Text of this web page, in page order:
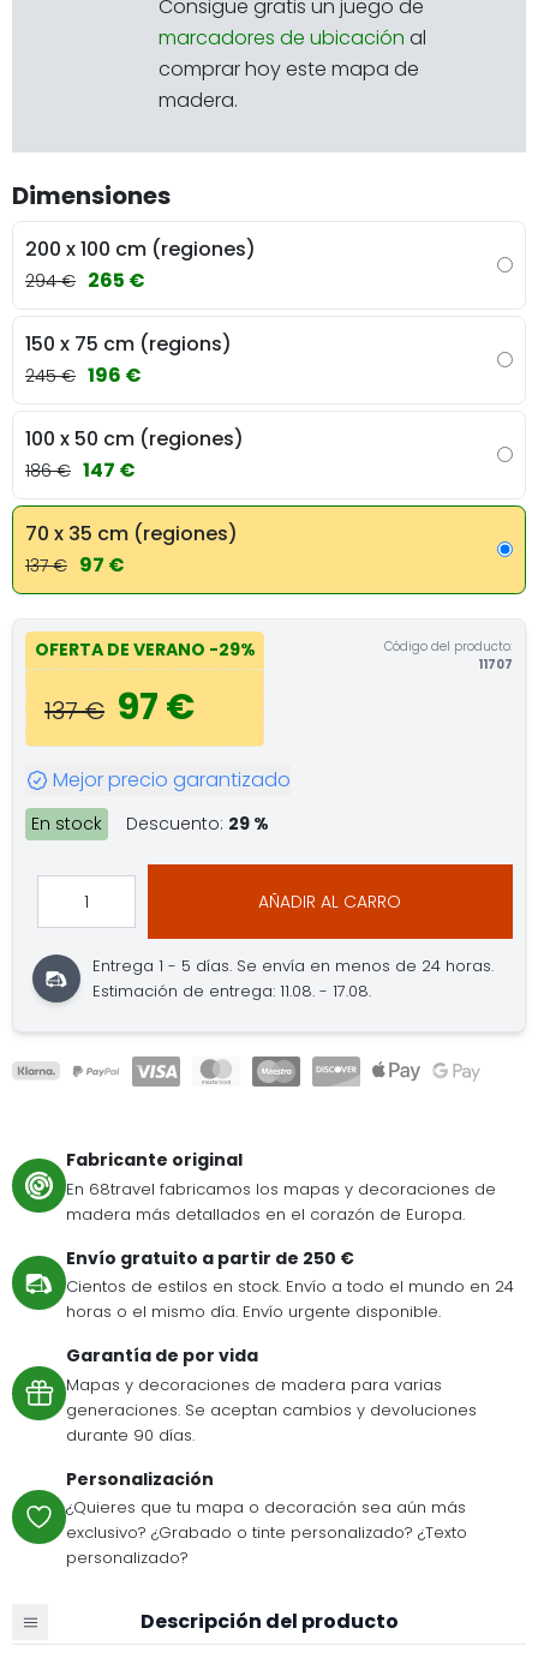
Consigue gratis un juego de
marcadores de ubicación al
comprar hoy este mapa de
madera.
Dimensiones
200 x 100 cm (regiones)
294 € 265 €
150 x 75 cm (regions)
245 € 196 €
100 x 50 cm (regiones)
186 € 147 €
70 x 35 cm (regiones)
137 € 97 €
OFERTA DE VERANO -29%
137 € 97 €
Código del producto:
11707
Mejor precio garantizado
En stock Descuento: 29 %
AÑADIR AL CARRO
Entrega 1 - 5 días. Se envía en menos de 24 horas.
Estimación de entrega: 11.08. - 17.08.
Fabricante original
En 68travel fabricamos los mapas y decoraciones de
madera más detallados en el corazón de Europa.
Envío gratuito a partir de 250 €
Cientos de estilos en stock. Envío a todo el mundo en 24
horas o el mismo día. Envío urgente disponible.
Garantía de por vida
Mapas y decoraciones de madera para varias
generaciones. Se aceptan cambios y devoluciones
durante 90 días.
Personalización
¿Quieres que tu mapa o decoración sea aún más
exclusivo? ¿Grabado o tinte personalizado? ¿Texto
personalizado?
Descripción del producto